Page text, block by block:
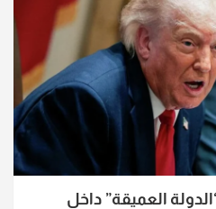
العميقة” داخل